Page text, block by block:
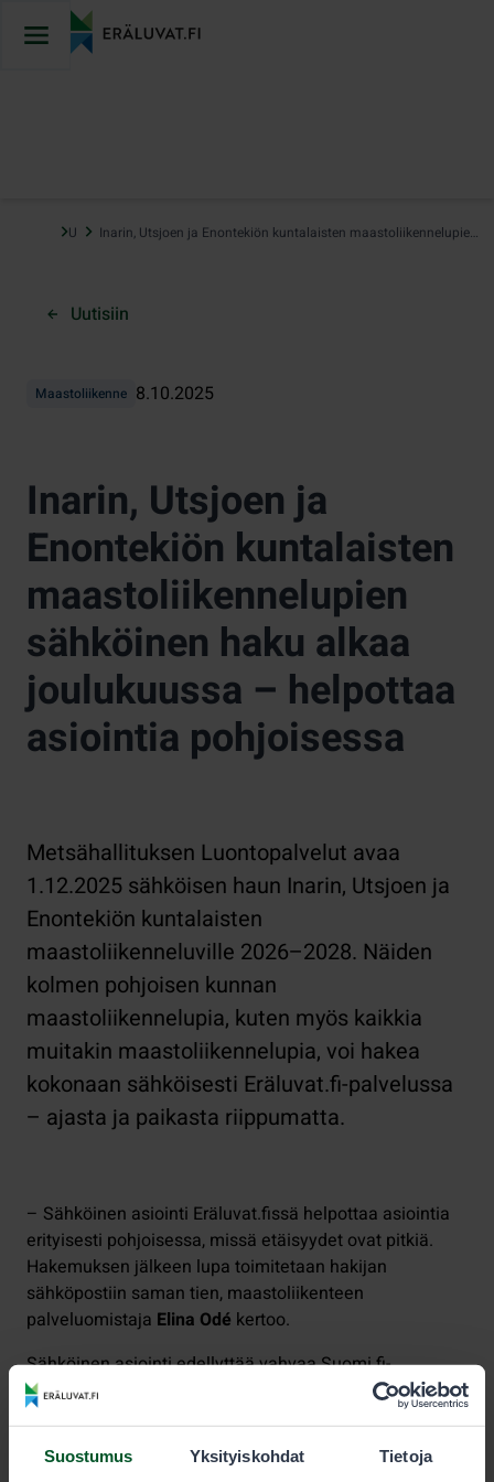
Suostumus Yksityiskohdat Tietoja
sisältöön
Inarin, Utsjoen ja Enontekiön kuntalaisten maastoliikennelupien sähköinen haku alkaa joulukuussa – helpottaa asiointia pohjoisessa
Uutisiin
Maastoliikenne 8.10.2025
Inarin, Utsjoen ja
Enontekiön kuntalaisten
maastoliikennelupien
sähköinen haku alkaa
joulukuussa – helpottaa
asiointia pohjoisessa
Metsähallituksen Luontopalvelut avaa
1.12.2025 sähköisen haun Inarin, Utsjoen ja
Enontekiön kuntalaisten
maastoliikenneluville 2026–2028. Näiden
kolmen pohjoisen kunnan
maastoliikennelupia, kuten myös kaikkia
muitakin maastoliikennelupia, voi hakea
kokonaan sähköisesti Eräluvat.fi-palvelussa
– ajasta ja paikasta riippumatta.
– Sähköinen asiointi Eräluvat.fissä helpottaa asiointia
erityisesti pohjoisessa, missä etäisyydet ovat pitkiä.
Hakemuksen jälkeen lupa toimitetaan hakijan
sähköpostiin saman tien, maastoliikenteen
palveluomistaja Elina Odé kertoo.
Sähköinen asiointi edellyttää vahvaa Suomi.fi-
tunnistautumista. Jos sähköinen haku ei ole
mahdollista, asiakasneuvoja auttaa lupahakemuksen
tekemisessä Metsähallituksen palvelupisteissä Inarissa
ja Hetassa. Asiakaspalvelupisteestä haettu lupa